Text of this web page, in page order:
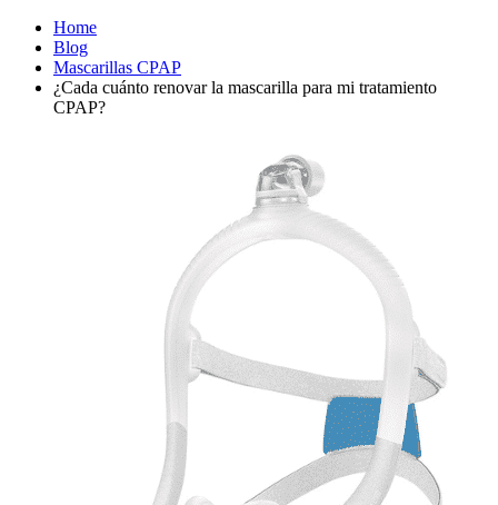
Home
Blog
Mascarillas CPAP
¿Cada cuánto renovar la mascarilla para mi tratamiento
CPAP?